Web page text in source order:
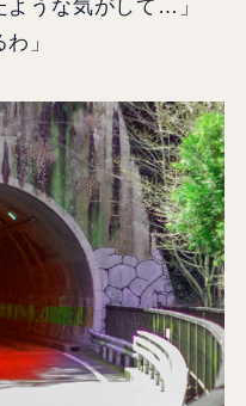
ような気がして…」
」